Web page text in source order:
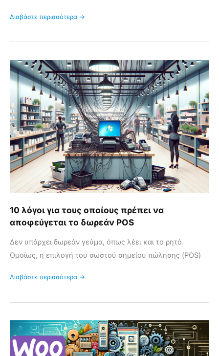
Διαβάστε περισσότερα →
10 λόγοι για τους οποίους πρέπει να
αποφεύγεται το δωρεάν POS
Δεν υπάρχει δωρεάν γεύμα, όπως λέει και το ρητό.
Ομοίως, η επιλογή του σωστού σημείου πώλησης (POS)
10
λόγοι
για
τους
οποίους
πρέπει
να
αποφεύγεται
το
δωρεάν
Διαβάστε περισσότερα →
WooCommerce
vs
Shopify: